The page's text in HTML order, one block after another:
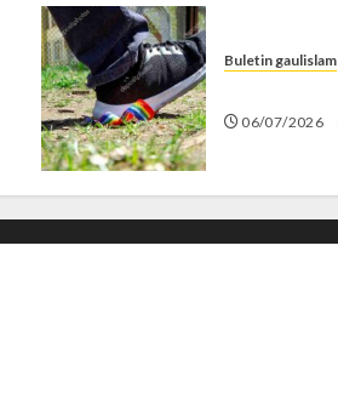
Buletin gaulislam
06/07/2026